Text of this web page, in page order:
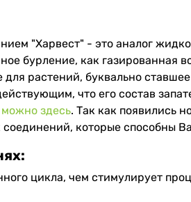
"Харвест" - это аналог
бурление, как газированная
растений, буквально
что его состав
можно здесь. Так как появились
которые способны
цикла, чем стимулирует